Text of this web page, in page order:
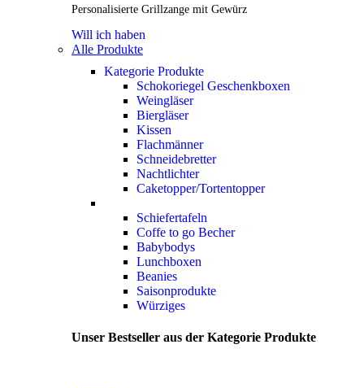
Personalisierte Grillzange mit Gewürz
Will ich haben
Alle Produkte
Kategorie Produkte
Schokoriegel Geschenkboxen
Weingläser
Biergläser
Kissen
Flachmänner
Schneidebretter
Nachtlichter
Caketopper/Tortentopper
Schiefertafeln
Coffe to go Becher
Babybodys
Lunchboxen
Beanies
Saisonprodukte
Würziges
Unser Bestseller aus der Kategorie Produkte